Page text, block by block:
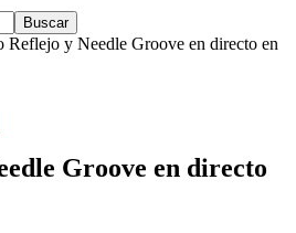
Reflejo y Needle Groove en directo en
Groove en directo